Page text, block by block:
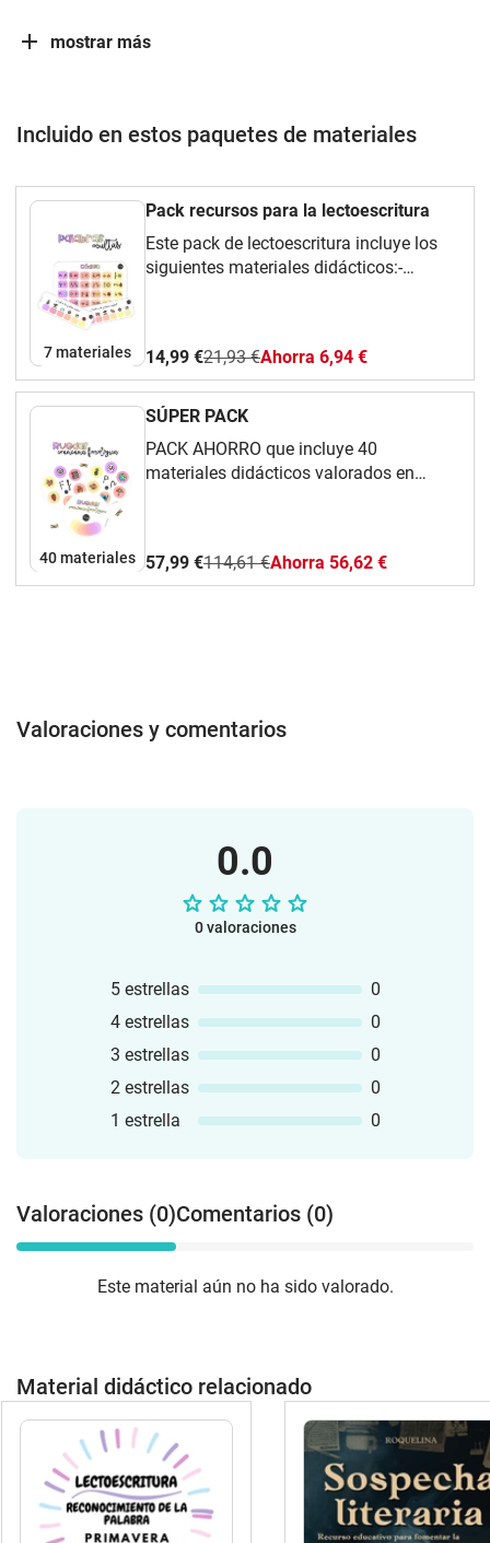
mostrar más
Incluido en estos paquetes de materiales
7 materiales
Pack recursos para la lectoescritura
Este pack de lectoescritura incluye los
siguientes materiales didácticos:-
conciencia fonológica - Palabras
ocultas - Dominó de conciencia silábica
14,99 €21,93 €Ahorra 6,94 €
40 materiales
SÚPER PACK
PACK AHORRO que incluye 40
materiales didácticos valorados en
57,99 €114,61 €Ahorra 56,62 €
Valoraciones y comentarios
0.0
0 valoraciones
5 estrellas
0
4 estrellas
0
3 estrellas
0
2 estrellas
0
1 estrella
0
Valoraciones (0)Comentarios (0)
Este material aún no ha sido valorado.
Material didáctico relacionado